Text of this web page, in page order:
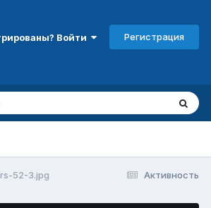
Войти Регистрация
Активность
52-3.jpg